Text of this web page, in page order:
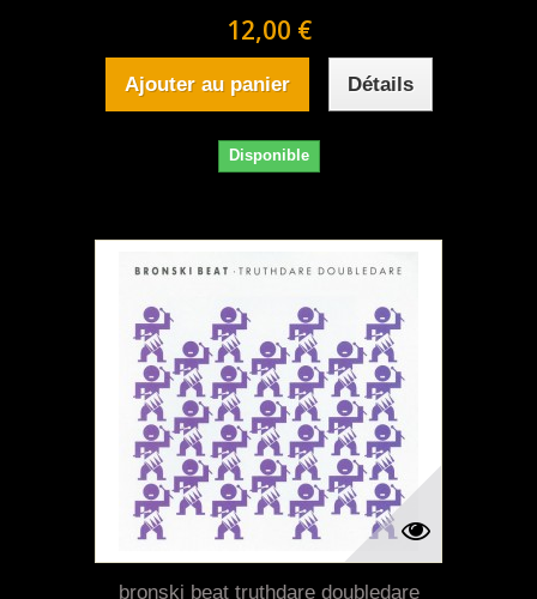
12,00 €
Ajouter au panier Détails
Disponible
bronski beat truthdare doubledare